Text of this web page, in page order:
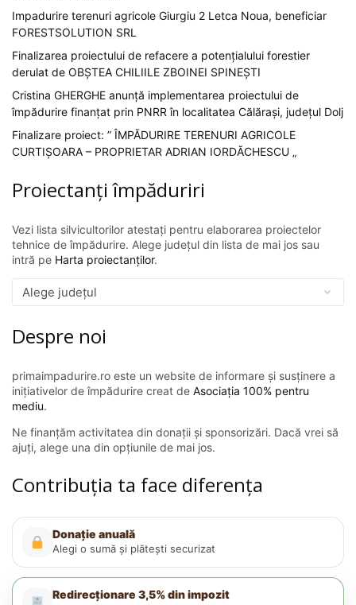
Impadurire terenuri agricole Giurgiu 2 Letca Noua, beneficiar
FORESTSOLUTION SRL
Finalizarea proiectului de refacere a potențialului forestier
derulat de OBȘTEA CHILIILE ZBOINEI SPINEȘTI
Cristina GHERGHE anunță implementarea proiectului de
împădurire finanțat prin PNRR în localitatea Călărași, județul Dolj
Finalizare proiect: ” ÎMPĂDURIRE TERENURI AGRICOLE
CURTIȘOARA – PROPRIETAR ADRIAN IORDĂCHESCU „
Proiectanți împăduriri
Vezi lista silvicultorilor atestați pentru elaborarea proiectelor
tehnice de împădurire. Alege județul din lista de mai jos sau
intră pe Harta proiectanților.
Despre noi
primaimpadurire.ro este un website de informare și susținere a
inițiativelor de împădurire creat de Asociația 100% pentru
mediu.
Ne finanțăm activitatea din donații și sponsorizări. Dacă vrei să
ajuți, alege una din opțiunile de mai jos.
Contribuția ta face diferența
Donație anuală
Alegi o sumă și plătești securizat
Redirecționare 3,5% din impozit